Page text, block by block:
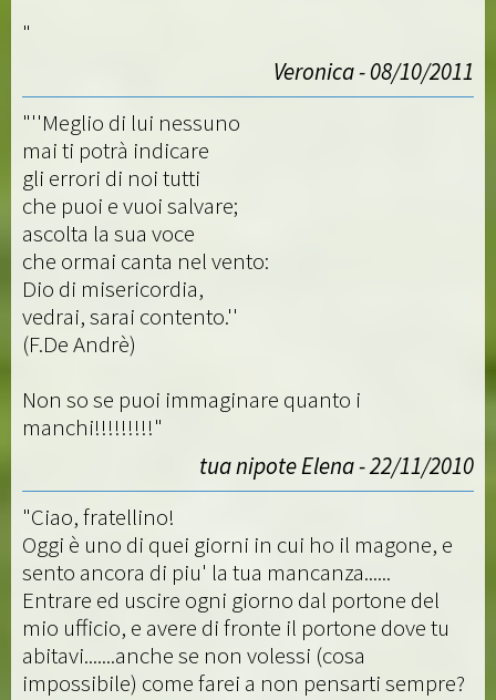
"
Veronica - 08/10/2011
"''Meglio di lui nessuno
mai ti potrà indicare
gli errori di noi tutti
che puoi e vuoi salvare;
ascolta la sua voce
che ormai canta nel vento:
Dio di misericordia,
vedrai, sarai contento.''
(F.De Andrè)
Non so se puoi immaginare quanto i
manchi!!!!!!!!!"
tua nipote Elena - 22/11/2010
"Ciao, fratellino!
Oggi è uno di quei giorni in cui ho il magone, e
sento ancora di piu' la tua mancanza......
Entrare ed uscire ogni giorno dal portone del
mio ufficio, e avere di fronte il portone dove tu
abitavi.......anche se non volessi (cosa
impossibile) come farei a non pensarti sempre?